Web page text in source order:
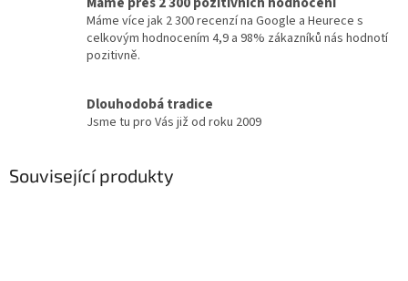
Máme více jak 2 300 recenzí na Google a Heurece s
celkovým hodnocením 4,9 a 98% zákazníků nás hodnotí
pozitivně.
Dlouhodobá tradice
Jsme tu pro Vás již od roku 2009
Související produkty